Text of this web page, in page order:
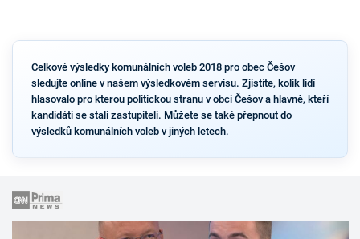
Celkové výsledky komunálních voleb 2018 pro obec Češov
sledujte online v našem výsledkovém servisu. Zjistíte, kolik lidí
hlasovalo pro kterou politickou stranu v obci Češov a hlavně, kteří
kandidáti se stali zastupiteli. Můžete se také přepnout do
výsledků komunálních voleb v jiných letech.